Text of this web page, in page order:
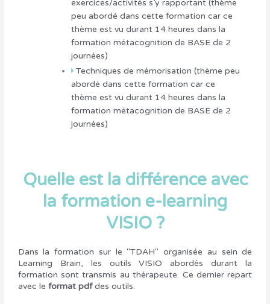
exercices/activités s’y rapportant (thème
peu abordé dans cette formation car ce
thème est vu durant 14 heures dans la
formation métacognition de BASE de 2
journées)
Techniques de mémorisation (thème peu
abordé dans cette formation car ce
thème est vu durant 14 heures dans la
formation métacognition de BASE de 2
journées)
Quelle est la différence avec
la formation e-learning
VISIO ?
Dans la formation sur le "TDAH" organisée au sein de
Learning Brain, les outils VISIO abordés durant la
formation sont transmis au thérapeute. Ce dernier repart
avec le format pdfdes outils.